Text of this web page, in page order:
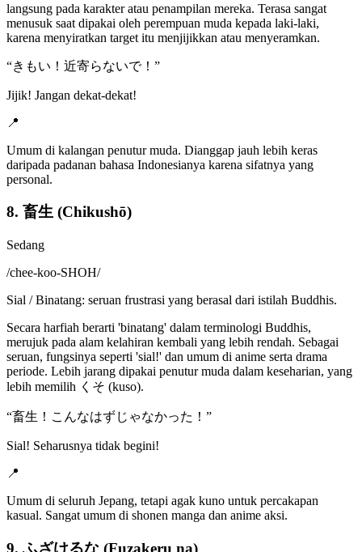
langsung pada karakter atau penampilan mereka. Terasa sangat
menusuk saat dipakai oleh perempuan muda kepada laki-laki,
karena menyiratkan target itu menjijikkan atau menyeramkan.
“きもい！近寄らないで！ ”
Jijik! Jangan dekat-dekat!
📍
Umum di kalangan penutur muda. Dianggap jauh lebih keras
daripada padanan bahasa Indonesianya karena sifatnya yang
personal.
8. 畜生 (Chikushō)
Sedang
/chee-koo-SHOH/
Sial / Binatang: seruan frustrasi yang berasal dari istilah Buddhis.
Secara harfiah berarti 'binatang' dalam terminologi Buddhis,
merujuk pada alam kelahiran kembali yang lebih rendah. Sebagai
seruan, fungsinya seperti 'sial!' dan umum di anime serta drama
periode. Lebih jarang dipakai penutur muda dalam keseharian, yang
lebih memilih くそ (kuso).
“畜生！こんなはずじゃなかった！ ”
Sial! Seharusnya tidak begini!
📍
Umum di seluruh Jepang, tetapi agak kuno untuk percakapan
kasual. Sangat umum di shonen manga dan anime aksi.
9. ふざけるな (Fuzakeru na)